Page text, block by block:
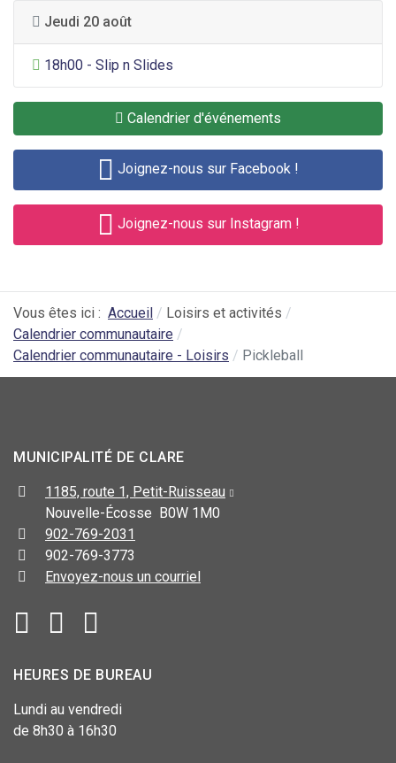
Jeudi 20 août
Divertissement général
18h00 - Slip n Slides
Calendrier d'événements
Joignez-nous sur Facebook !
Joignez-nous sur Instagram !
Vous êtes ici : Accueil
Loisirs et activités
Calendrier communautaire
Calendrier communautaire - Loisirs
Pickleball
MUNICIPALITÉ DE CLARE
1185, route 1, Petit-Ruisseau
Nouvelle-Écosse B0W 1M0
902-769-2031
902-769-3773
Envoyez-nous un courriel
HEURES DE BUREAU
Lundi au vendredi
de 8h30 à 16h30